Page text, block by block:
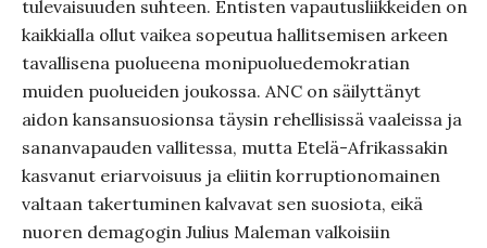
tulevaisuuden suhteen. Entisten vapautusliikkeiden on
kaikkialla ollut vaikea sopeutua hallitsemisen arkeen
tavallisena puolueena monipuoluedemokratian
muiden puolueiden joukossa. ANC on säilyttänyt
aidon kansansuosionsa täysin rehellisissä vaaleissa ja
sananvapauden vallitessa, mutta Etelä-Afrikassakin
kasvanut eriarvoisuus ja eliitin korruptionomainen
valtaan takertuminen kalvavat sen suosiota, eikä
nuoren demagogin Julius Maleman valkoisiin